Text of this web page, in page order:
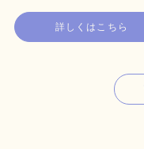
詳しくはこちら